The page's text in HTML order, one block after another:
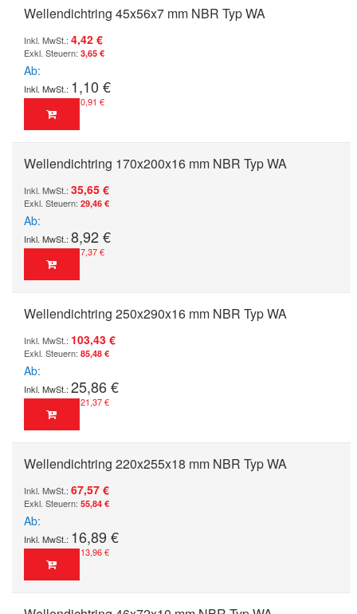
Wellendichtring 45x56x7 mm NBR Typ WA
4,42 €
3,65 €
Ab
1,10 €
0,91 €
Wellendichtring 170x200x16 mm NBR Typ WA
35,65 €
29,46 €
Ab
8,92 €
7,37 €
Wellendichtring 250x290x16 mm NBR Typ WA
103,43 €
85,48 €
Ab
25,86 €
21,37 €
Wellendichtring 220x255x18 mm NBR Typ WA
67,57 €
55,84 €
Ab
16,89 €
13,96 €